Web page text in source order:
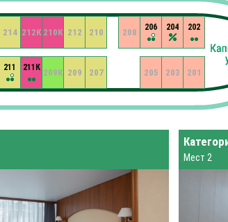
201
202
203
204
205
206
207
208
209
209К
210
210К
211 211К
212
212К
214
Мест 2